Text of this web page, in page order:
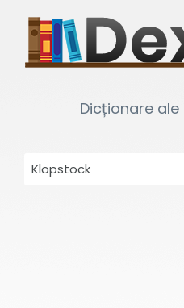
Dicționare